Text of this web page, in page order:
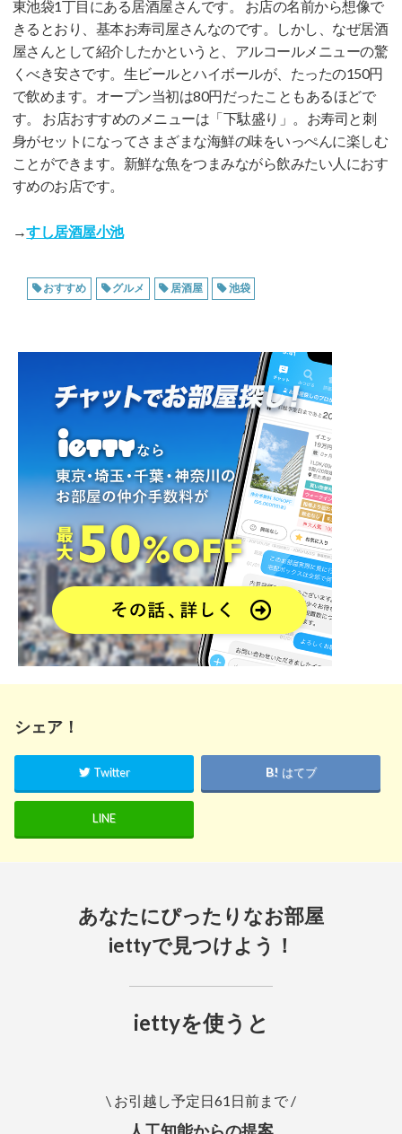
東池袋1丁目にある居酒屋さんです。 お店の名前から想像で
きるとおり、基本お寿司屋さんなのです。しかし、なぜ居酒
屋さんとして紹介したかというと、アルコールメニューの驚
くべき安さです。生ビールとハイボールが、たったの150円
で飲めます。オープン当初は80円だったこともあるほどで
す。 お店おすすめのメニューは「下駄盛り」。お寿司と刺
身がセットになってさまざまな海鮮の味をいっぺんに楽しむ
ことができます。新鮮な魚をつまみながら飲みたい人におす
すめのお店です。
→すし居酒屋小池
おすすめ グルメ 居酒屋 池袋
シェア！
Twitter はてブ
LINE
あなたにぴったりなお部屋
iettyで見つけよう！
iettyを使うと
\ お引越し予定日61日前まで /